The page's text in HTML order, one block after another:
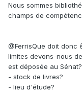
Nous sommes
champs de
@FerrisQue doit donc
limites devons-nous
est déposée au Sénat?
- stock de livres?
- lieu d'étude?